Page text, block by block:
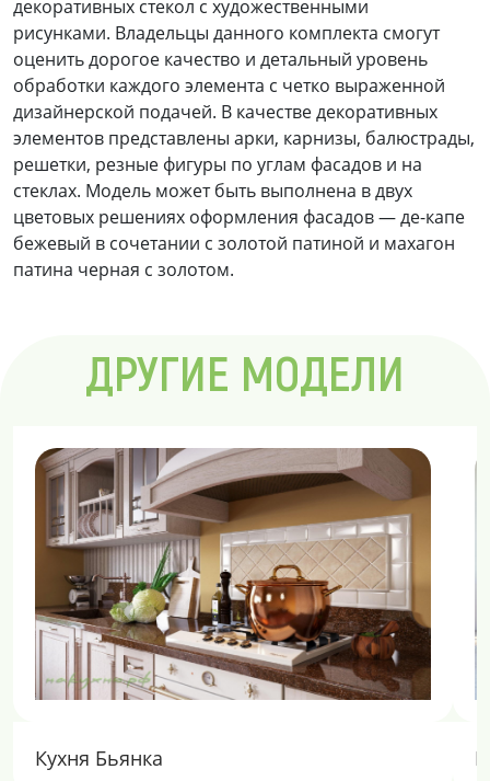
декоративных стекол с художественными
рисунками. Владельцы данного комплекта смогут
оценить дорогое качество и детальный уровень
обработки каждого элемента с четко выраженной
дизайнерской подачей. В качестве декоративных
элементов представлены арки, карнизы, балюстрады,
решетки, резные фигуры по углам фасадов и на
стеклах. Модель может быть выполнена в двух
цветовых решениях оформления фасадов — де-капе
бежевый в сочетании с золотой патиной и махагон
патина черная с золотом.
ДРУГИЕ МОДЕЛИ
Кухня Бьянка